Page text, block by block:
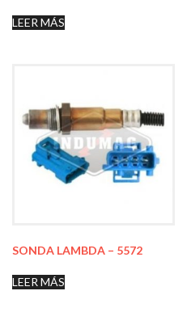
LEER MÁS
SONDA LAMBDA – 5572
LEER MÁS